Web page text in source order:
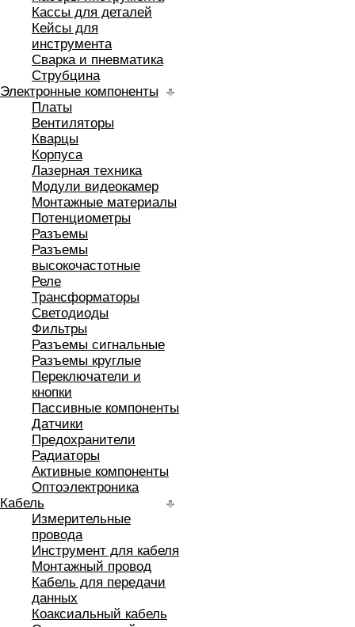
Кассы для деталей
Кейсы для
инструмента
Сварка и пневматика
Струбцина
Электронные компоненты
Платы
Вентиляторы
Кварцы
Корпуса
Лазерная техника
Модули видеокамер
Монтажные материалы
Потенциометры
Разъемы
Разъемы
высокочастотные
Реле
Трансформаторы
Светодиоды
Фильтры
Разъемы сигнальные
Разъемы круглые
Переключатели и
кнопки
Пассивные компоненты
Датчики
Предохранители
Радиаторы
Активные компоненты
Оптоэлектроника
Кабель
Измерительные
провода
Инструмент для кабеля
Монтажный провод
Кабель для передачи
данных
Коаксиальный кабель